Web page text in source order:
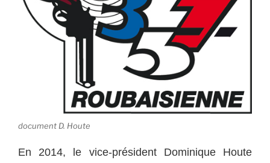
document D. Houte
En 2014, le vice-président Dominique Houte